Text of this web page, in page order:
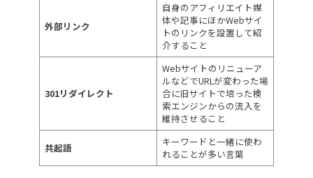
外部リンク
自身のアフィリエイト媒
体や記事にほかWebサイ
トのリンクを設置して紹
介すること
301リダイレクト
Webサイトのリニューア
ルなどでURLが変わった場
合に旧サイトで培った検
索エンジンからの流入を
維持させること
共起語
キーワードと一緒に使わ
れることが多い言葉